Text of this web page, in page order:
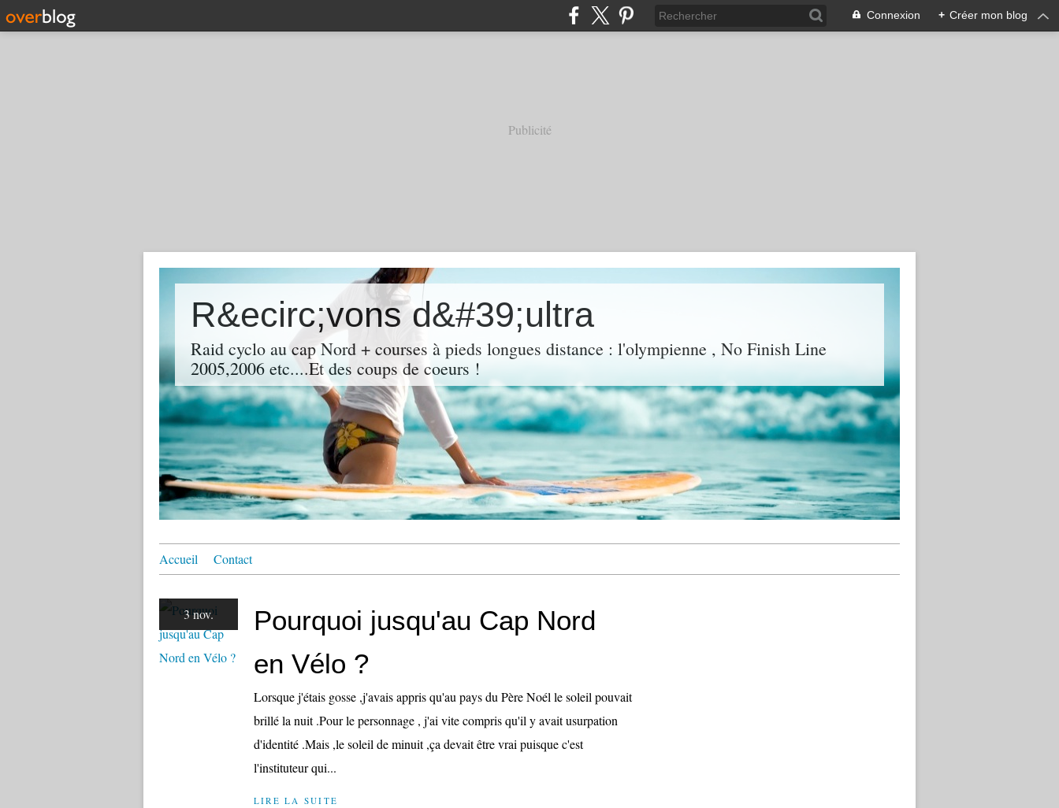
Connexion + Créer mon blog
Publicité
R&ecirc;vons d&#39;ultra
Raid cyclo au cap Nord + courses à pieds longues distance : l'olympienne , No Finish Line
2005,2006 etc....Et des coups de coeurs !
Accueil Contact
3 nov.
Pourquoi jusqu'au Cap Nord
en Vélo ?
Lorsque j'étais gosse ,j'avais appris qu'au pays du Père Noél le soleil pouvait
brillé la nuit .Pour le personnage , j'ai vite compris qu'il y avait usurpation
d'identité .Mais ,le soleil de minuit ,ça devait être vrai puisque c'est
l'instituteur qui...
LIRE LA SUITE